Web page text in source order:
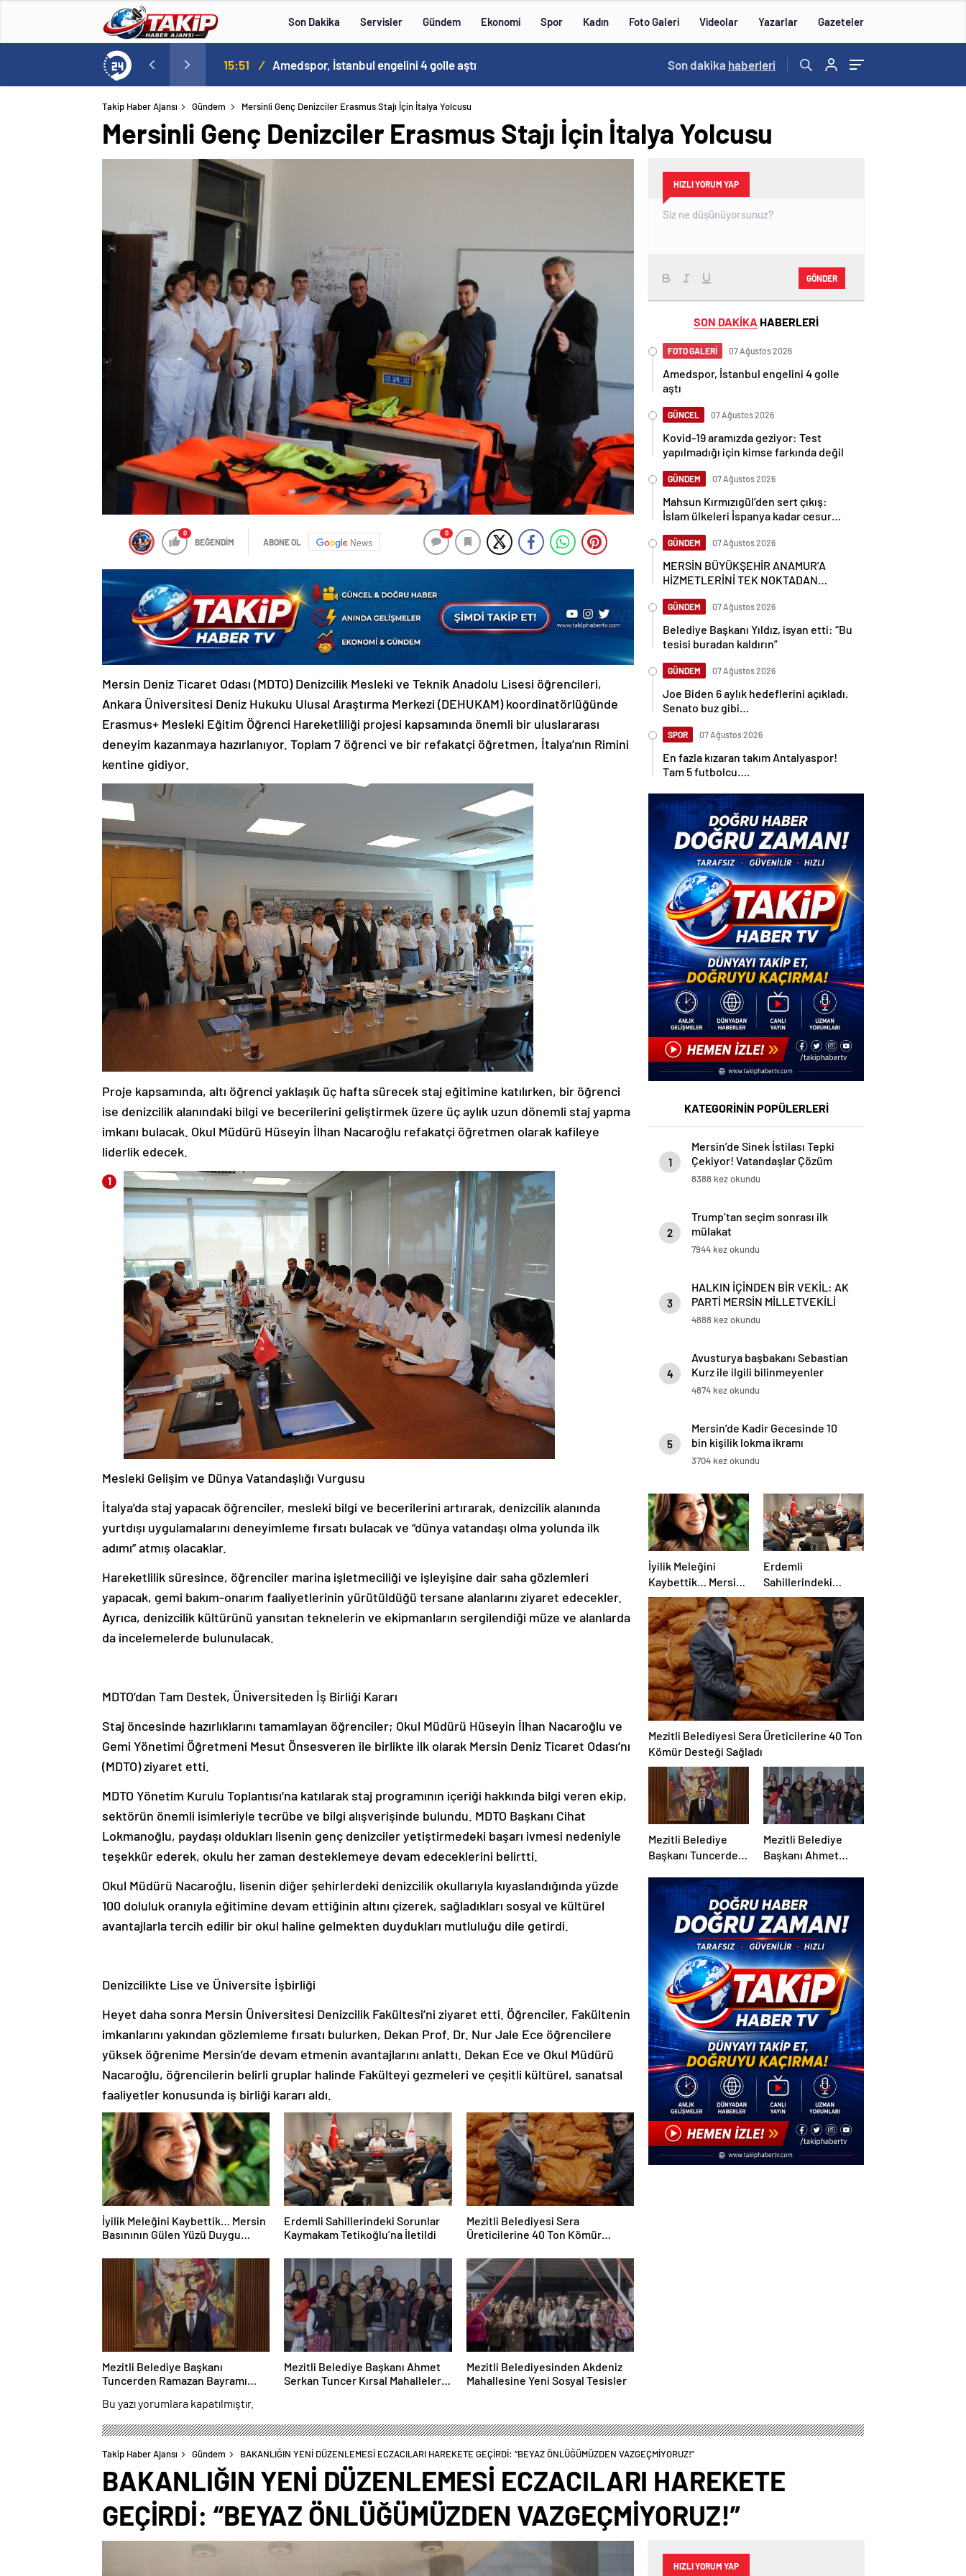
Son Dakika Servisler Gündem Ekonomi Spor Kadın Foto Galeri Videolar Yazarlar Gazeteler
13:00 / 14:43 /
Son dakika haberleri
Takip Haber Ajansı Gündem Mersinli Genç Denizciler Erasmus Stajı İçin İtalya Yolcusu
Mersinli Genç Denizciler Erasmus Stajı İçin İtalya Yolcusu
0
BEĞENDİM ABONE OL News
0
Mersin Deniz Ticaret Odası (MDTO) Denizcilik Mesleki ve Teknik Anadolu Lisesi öğrencileri,
Ankara Üniversitesi Deniz Hukuku Ulusal Araştırma Merkezi (DEHUKAM) koordinatörlüğünde
Erasmus+ Mesleki Eğitim Öğrenci Hareketliliği projesi kapsamında önemli bir uluslararası
deneyim kazanmaya hazırlanıyor. Toplam 7 öğrenci ve bir refakatçi öğretmen, İtalya’nın Rimini
kentine gidiyor.
Proje kapsamında, altı öğrenci yaklaşık üç hafta sürecek staj eğitimine katılırken, bir öğrenci
ise denizcilik alanındaki bilgi ve becerilerini geliştirmek üzere üç aylık uzun dönemli staj yapma
imkanı bulacak. Okul Müdürü Hüseyin İlhan Nacaroğlu refakatçi öğretmen olarak kafileye
liderlik edecek.
Mesleki Gelişim ve Dünya Vatandaşlığı Vurgusu
İtalya’da staj yapacak öğrenciler, mesleki bilgi ve becerilerini artırarak, denizcilik alanında
yurtdışı uygulamalarını deneyimleme fırsatı bulacak ve “dünya vatandaşı olma yolunda ilk
adımı” atmış olacaklar.
Hareketlilik süresince, öğrenciler marina işletmeciliği ve işleyişine dair saha gözlemleri
yapacak, gemi bakım-onarım faaliyetlerinin yürütüldüğü tersane alanlarını ziyaret edecekler.
Ayrıca, denizcilik kültürünü yansıtan teknelerin ve ekipmanların sergilendiği müze ve alanlarda
da incelemelerde bulunulacak.
MDTO’dan Tam Destek, Üniversiteden İş Birliği Kararı
Staj öncesinde hazırlıklarını tamamlayan öğrenciler; Okul Müdürü Hüseyin İlhan Nacaroğlu ve
Gemi Yönetimi Öğretmeni Mesut Önsesveren ile birlikte ilk olarak Mersin Deniz Ticaret Odası’nı
(MDTO) ziyaret etti.
MDTO Yönetim Kurulu Toplantısı’na katılarak staj programının içeriği hakkında bilgi veren ekip,
sektörün önemli isimleriyle tecrübe ve bilgi alışverişinde bulundu. MDTO Başkanı Cihat
Lokmanoğlu, paydaşı oldukları lisenin genç denizciler yetiştirmedeki başarı ivmesi nedeniyle
teşekkür ederek, okulu her zaman desteklemeye devam edeceklerini belirtti.
Okul Müdürü Nacaroğlu, lisenin diğer şehirlerdeki denizcilik okullarıyla kıyaslandığında yüzde
100 doluluk oranıyla eğitimine devam ettiğinin altını çizerek, sağladıkları sosyal ve kültürel
avantajlarla tercih edilir bir okul haline gelmekten duydukları mutluluğu dile getirdi.
Denizcilikte Lise ve Üniversite İşbirliği
Heyet daha sonra Mersin Üniversitesi Denizcilik Fakültesi’ni ziyaret etti. Öğrenciler, Fakültenin
imkanlarını yakından gözlemleme fırsatı bulurken, Dekan Prof. Dr. Nur Jale Ece öğrencilere
yüksek öğrenime Mersin’de devam etmenin avantajlarını anlattı. Dekan Ece ve Okul Müdürü
Nacaroğlu, öğrencilerin belirli gruplar halinde Fakülteyi gezmeleri ve çeşitli kültürel, sanatsal
faaliyetler konusunda iş birliği kararı aldı.
İyilik Meleğini Kaybettik… Mersin
Basınının Gülen Yüzü Duygu
Erdemli Sahillerindeki Sorunlar
Kaymakam Tetikoğlu’na İletildi
Mezitli Belediyesi Sera
Üreticilerine 40 Ton Kömür
Mezitli Belediye Başkanı
Tuncerden Ramazan Bayramı
Mezitli Belediye Başkanı Ahmet
Serkan Tuncer Kırsal Mahalleleri
Mezitli Belediyesinden Akdeniz
Mahallesine Yeni Sosyal Tesisler
Bu yazı yorumlara kapatılmıştır.
HIZLI YORUM YAP
GÖNDER
SON DAKİKA HABERLERİ
FOTO GALERİ 07 Ağustos 2026
Amedspor, İstanbul engelini 4 golle
aştı
GÜNCEL 07 Ağustos 2026
Kovid-19 aramızda geziyor: Test
yapılmadığı için kimse farkında değil
GÜNDEM 07 Ağustos 2026
Mahsun Kırmızıgül’den sert çıkış:
İslam ülkeleri İspanya kadar cesur
GÜNDEM 07 Ağustos 2026
MERSİN BÜYÜKŞEHİR ANAMUR’A
HİZMETLERİNİ TEK NOKTADAN
GÜNDEM 07 Ağustos 2026
Belediye Başkanı Yıldız, isyan etti: “Bu
tesisi buradan kaldırın”
GÜNDEM 07 Ağustos 2026
Joe Biden 6 aylık hedeflerini açıkladı.
Senato buz gibi…
SPOR 07 Ağustos 2026
En fazla kızaran takım Antalyaspor!
Tam 5 futbolcu….
KATEGORİNİN POPÜLERLERİ
1
Mersin’de Sinek İstilası Tepki
Çekiyor! Vatandaşlar Çözüm
Bekliyor
8388 kez okundu
2
Trump’tan seçim sonrası ilk
mülakat
7944 kez okundu
3
HALKIN İÇİNDEN BİR VEKİL: AK
PARTİ MERSİN MİLLETVEKİLİ
HAVVA SİBEL SÖYLEMEZ DAĞ
4888 kez okundu
4
Avusturya başbakanı Sebastian
Kurz ile ilgili bilinmeyenler
4874 kez okundu
5
Mersin’de Kadir Gecesinde 10
bin kişilik lokma ikramı
3704 kez okundu
İyilik Meleğini
Kaybettik… Mersin
Basınının Gülen
Yüzü Duygu
Canova’ya Veda
Erdemli
Sahillerindeki
Sorunlar Kaymakam
Tetikoğlu’na İletildi
Mezitli Belediyesi Sera Üreticilerine 40 Ton
Kömür Desteği Sağladı
Mezitli Belediye
Başkanı Tuncerden
Mesajı
Mezitli Belediye
Başkanı Ahmet
Kırsal Mahalleleri
Gezdi
Takip Haber Ajansı Gündem ​BAKANLIĞIN YENİ DÜZENLEMESİ ECZACILARI HAREKETE GEÇİRDİ: “BEYAZ ÖNLÜĞÜMÜZDEN VAZGEÇMİYORUZ!”
​BAKANLIĞIN YENİ DÜZENLEMESİ ECZACILARI HAREKETE
GEÇİRDİ: “BEYAZ ÖNLÜĞÜMÜZDEN VAZGEÇMİYORUZ!”
HIZLI YORUM YAP